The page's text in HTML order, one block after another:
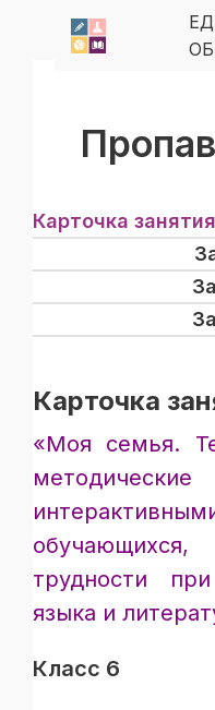
Карточка занятия
Карточка
«Моя семья.
трудности
языка и
Класс 6